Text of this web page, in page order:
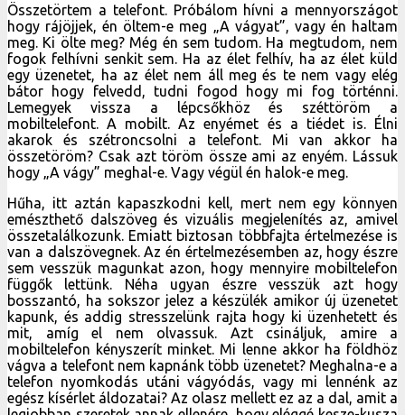
Összetörtem a telefont. Próbálom hívni a mennyországot
hogy rájöjjek, én öltem-e meg „A vágyat”, vagy én haltam
meg. Ki ölte meg? Még én sem tudom. Ha megtudom, nem
fogok felhívni senkit sem. Ha az élet felhív, ha az élet küld
egy üzenetet, ha az élet nem áll meg és te nem vagy elég
bátor hogy felvedd, tudni fogod hogy mi fog történni.
Lemegyek vissza a lépcsőkhöz és széttöröm a
mobiltelefont. A mobilt. Az enyémet és a tiédet is. Élni
akarok és szétroncsolni a telefont. Mi van akkor ha
összetöröm? Csak azt töröm össze ami az enyém. Lássuk
hogy „A vágy” meghal-e. Vagy végül én halok-e meg.
Hűha, itt aztán kapaszkodni kell, mert nem egy könnyen
emészthető dalszöveg és vizuális megjelenítés az, amivel
összetalálkozunk. Emiatt biztosan többfajta értelmezése is
van a dalszövegnek. Az én értelmezésemben az, hogy észre
sem vesszük magunkat azon, hogy mennyire mobiltelefon
függők lettünk. Néha ugyan észre vesszük azt hogy
bosszantó, ha sokszor jelez a készülék amikor új üzenetet
kapunk, és addig stresszelünk rajta hogy ki üzenhetett és
mit, amíg el nem olvassuk. Azt csináljuk, amire a
mobiltelefon kényszerít minket. Mi lenne akkor ha földhöz
vágva a telefont nem kapnánk több üzenetet? Meghalna-e a
telefon nyomkodás utáni vágyódás, vagy mi lennénk az
egész kísérlet áldozatai? Az olasz mellett ez az a dal, amit a